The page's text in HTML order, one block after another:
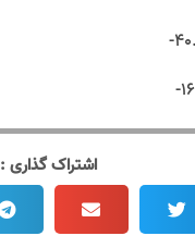
اشتراک گذاری :